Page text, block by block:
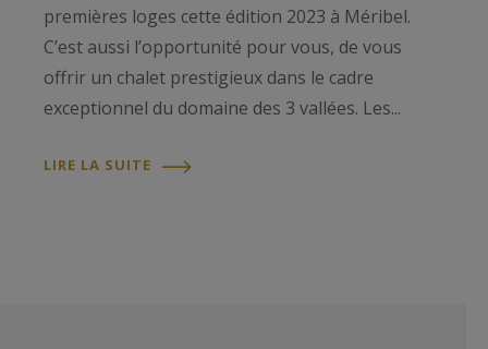
premières loges cette édition 2023 à Méribel.
C’est aussi l’opportunité pour vous, de vous
offrir un chalet prestigieux dans le cadre
exceptionnel du domaine des 3 vallées. Les...
LIRE LA SUITE